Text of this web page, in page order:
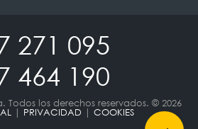
271 095
464 190
Todos los derechos reservados. © 2026
| PRIVACIDAD |COOKIES